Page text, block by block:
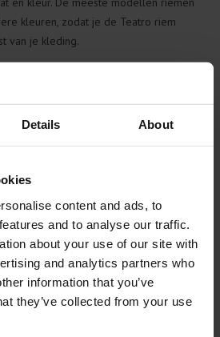
Details About
content and ads, to
and to analyse our traffic.
about your use of our site with
and analytics partners who
information that you’ve
they’ve collected from your use
kleuren, zodat je de Teatro riem
van je kleding.
uitstekende prijs
werken honderden ambachtslieden
en verspilling, om de
en duurzaam te houden. Zo kies je
uitstekende prijs-kwaliteit. En ja, het is
& nieuwe collectie
van de Teatro riem, een accessoire dat